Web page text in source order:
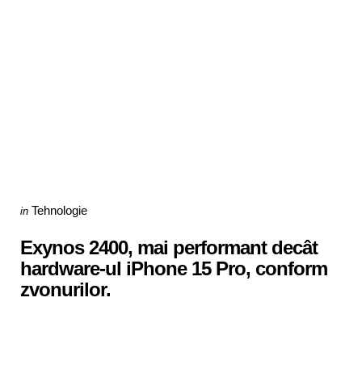
Categories
Posted
in Tehnologie
Exynos 2400, mai performant decât
hardware-ul iPhone 15 Pro, conform
zvonurilor.